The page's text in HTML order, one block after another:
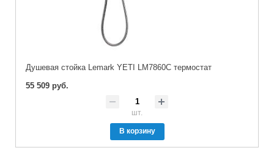
Душевая стойка Lemark YETI LM7860C термостат
55 509 руб.
шт.
В корзину